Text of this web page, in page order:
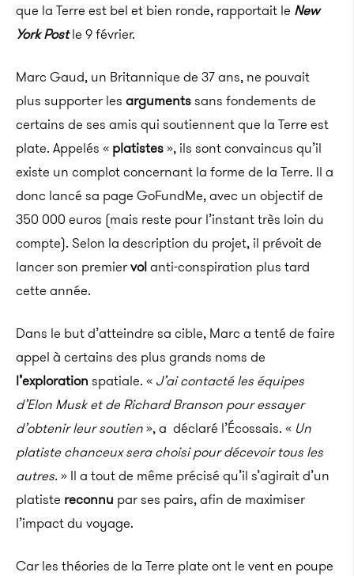
que la Terre est bel et bien ronde, rapportait le New
York Postle 9 février.
Marc Gaud, un Britannique de 37 ans, ne pouvait
plus supporter les argumentssans fondements de
certains de ses amis qui soutiennent que la Terre est
plate. Appelés « platistes», ils sont convaincus qu’il
existe un complot concernant la forme de la Terre. Il a
donc lancé sa page GoFundMe, avec un objectif de
350 000 euros (mais reste pour l’instant très loin du
compte). Selon la description du projet, il prévoit de
lancer son premiervolanti-conspiration plus tard
cette année.
Dans le but d’atteindre sa cible, Marc a tenté de faire
appel à certains des plus grands noms de
l’exploration spatiale. « J’ai contacté les équipes
d’Elon Musk et de Richard Branson pour essayer
d’obtenir leur soutien», a déclaré l’Écossais. « Un
platiste chanceux sera choisi pour décevoir tous les
autres.» Il a tout de même précisé qu’il s’agirait d’un
platiste reconnu par ses pairs, afin de maximiser
l’impact du voyage.
Car les théories de la Terre plate ont le vent en poupe